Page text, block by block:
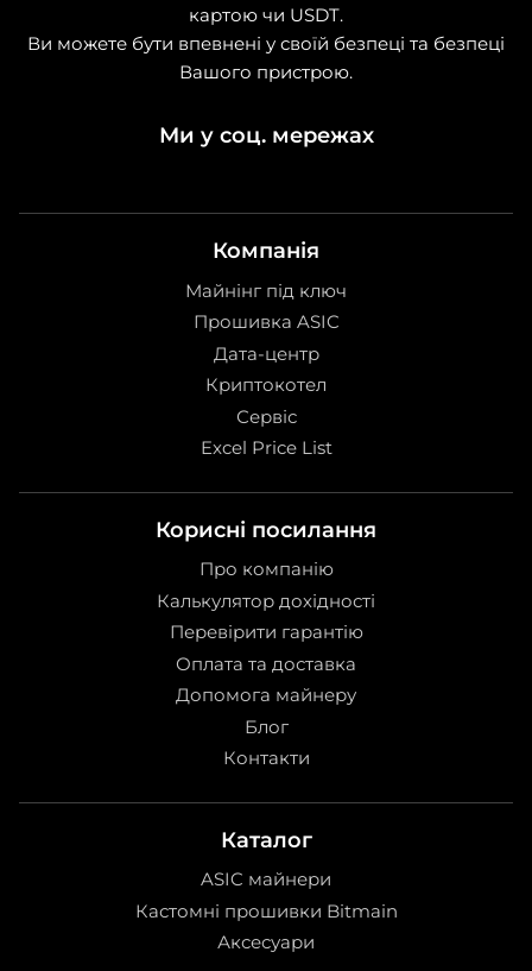
картою чи USDT.
Ви можете бути впевнені у своїй безпеці та безпеці
Вашого пристрою.
Ми у соц. мережах
Компанія
Майнінг під ключ
Прошивка ASIC
Дата-центр
Криптокотел
Сервіс
Excel Price List
Корисні посилання
Про компанію
Калькулятор дохідності
Перевірити гарантію
Оплата та доставка
Допомога майнеру
Блог
Контакти
Каталог
ASIC майнери
Кастомні прошивки Bitmain
Аксесуари